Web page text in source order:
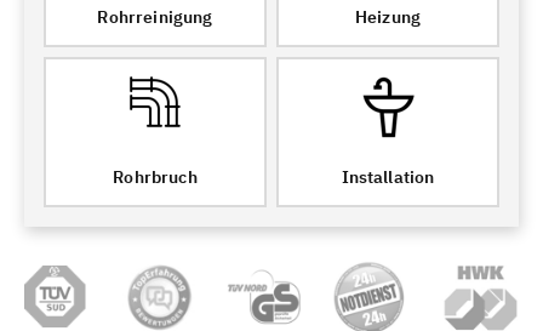
Rohrreinigung Heizung
Rohrbruch Installation